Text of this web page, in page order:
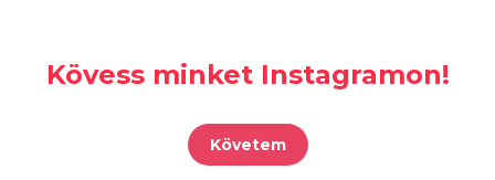
Kövess minket Instagramon!
Követem